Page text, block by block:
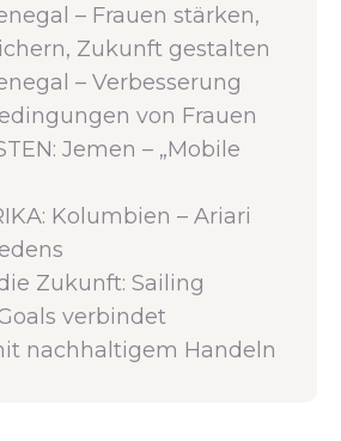
– Frauen stärken,
Zukunft gestalten
– Verbesserung
von Frauen
Jemen – „Mobile
Kolumbien – Ariari
Zukunft: Sailing
verbindet
nachhaltigem Handeln